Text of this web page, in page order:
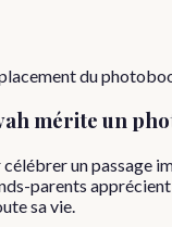
du
mérite un
un passage
parents
sa vie.